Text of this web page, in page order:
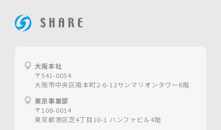
大阪本社
〒541-0054
大阪市中央区南本町2-6-12サンマリオンタワー6階
東京事業部
〒108-0014
東京都港区芝4丁目10-1 ハンファビル4階